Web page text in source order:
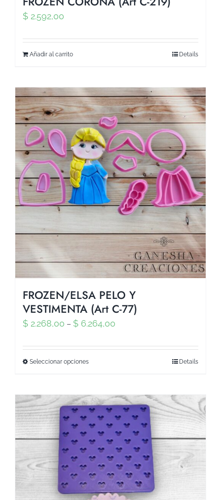
$ 2.592,00
Añadir al carrito Details
FROZEN/ELSA PELO Y
VESTIMENTA (Art C-77)
$ 2.268,00 – $ 6.264,00
Seleccionar opciones Details